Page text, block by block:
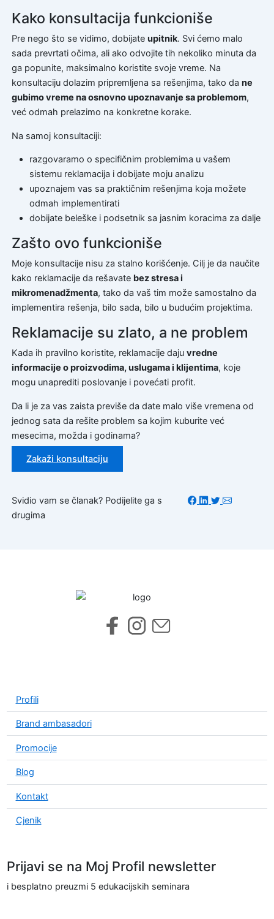
Kako konsultacija funkcioniše
Pre nego što se vidimo, dobijate upitnik. Svi ćemo malo
sada prevrtati očima, ali ako odvojite tih nekoliko minuta da
ga popunite, maksimalno koristite svoje vreme. Na
konsultaciju dolazim pripremljena sa rešenjima, tako da ne
gubimo vreme na osnovno upoznavanje sa problemom,
već odmah prelazimo na konkretne korake.
Na samoj konsultaciji:
razgovaramo o specifičnim problemima u vašem
sistemu reklamacija i dobijate moju analizu
upoznajem vas sa praktičnim rešenjima koja možete
odmah implementirati
dobijate beleške i podsetnik sa jasnim koracima za dalje
Zašto ovo funkcioniše
Moje konsultacije nisu za stalno korišćenje. Cilj je da naučite
kako reklamacije da rešavate bez stresa i
mikromenadžmenta, tako da vaš tim može samostalno da
implementira rešenja, bilo sada, bilo u budućim projektima.
Reklamacije su zlato, a ne problem
Kada ih pravilno koristite, reklamacije daju vredne
informacije o proizvodima, uslugama i klijentima, koje
mogu unaprediti poslovanje i povećati profit.
Da li je za vas zaista previše da date malo više vremena od
jednog sata da rešite problem sa kojim kuburite već
mesecima, možda i godinama?
Zakaži konsultaciju
Svidio vam se članak? Podijelite ga s
drugima
Profili
Brand ambasadori
Promocije
Blog
Kontakt
Cjenik
Prijavi se na Moj Profil newsletter
i besplatno preuzmi 5 edukacijskih seminara